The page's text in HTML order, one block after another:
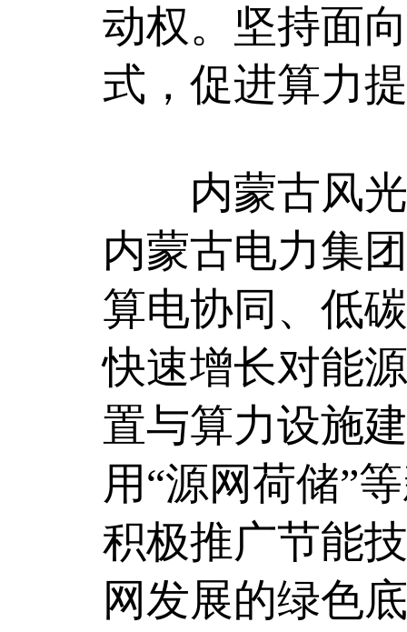
动权。坚持面
式，促进算力
内蒙古风光
内蒙古电力集
算电协同、低
快速增长对能
置与算力设施
用“源网荷储”
积极推广节能
网发展的绿色